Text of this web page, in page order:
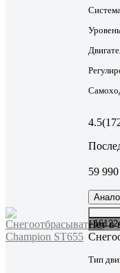
4.5
59
Нет в
Тип